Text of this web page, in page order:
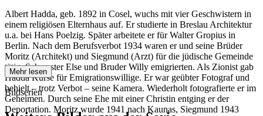
Albert Hadda, geb. 1892 in Cosel, wuchs mit vier Geschwistern in
einem religiösen Elternhaus auf. Er studierte in Breslau Architektur
u.a. bei Hans Poelzig. Später arbeitete er für Walter Gropius in
Berlin. Nach dem Berufsverbot 1934 waren er und seine Brüder
Moritz (Architekt) und Siegmund (Arzt) für die jüdische Gemeinde
tätig. Schwester Else und Bruder Willy emigrierten. Als Zionist gab
Hadda Kurse für Emigrationswillige. Er war geübter Fotograf und
behielt – trotz Verbot – seine Kamera. Wiederholt fotografierte er im
Geheimen. Durch seine Ehe mit einer Christin entging er der
Deportation. Moritz wurde 1941 nach Kaunas, Siegmund 1943
Mehr lesen
Bildserien